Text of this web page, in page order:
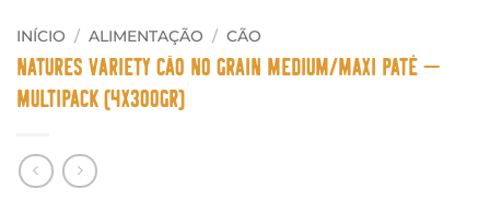
INÍCIO / ALIMENTAÇÃO / CÃO
Natures Variety Cão No Grain Medium/Maxi Patê –
Multipack (4x300gr)